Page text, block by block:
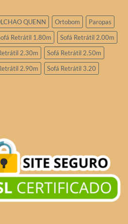
QUENN Ortobom
Paropas
Retrátil 1.80m
Sofá Retrátil 2.00m
2.30m
Sofá Retrátil 2.50m
2.90m
Sofá Retrátil 3.20